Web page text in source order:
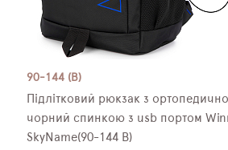
90-144 (B)
Підлітковий рюкзак з
чорний спинкою з usb портом
SkyName(90-144 B)